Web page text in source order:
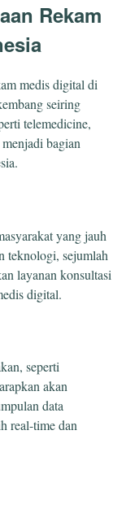
Rekam
medis digital di
seiring
telemedicine,
bagian
yang jauh
teknologi, sejumlah
layanan konsultasi
digital.
seperti
akan
data
real-time dan